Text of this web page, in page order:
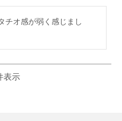
チオ感が弱く感じまし
表示